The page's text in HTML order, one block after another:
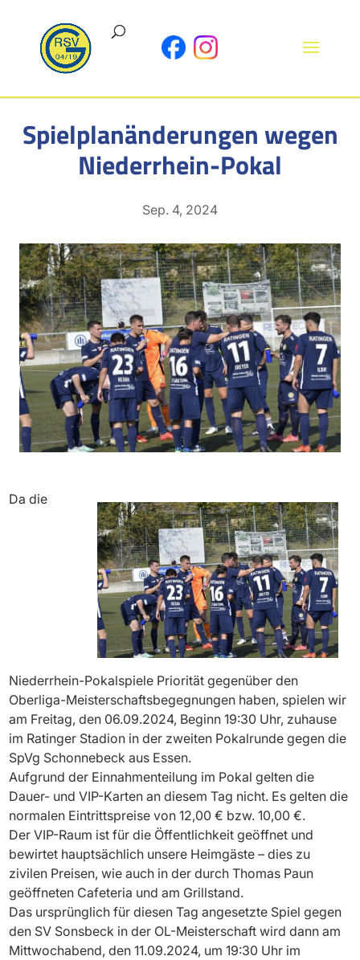
Spielplanänderungen wegen
Niederrhein-Pokal
Sep. 4, 2024
Da die
Niederrhein-Pokalspiele Priorität gegenüber den
Oberliga-Meisterschaftsbegegnungen haben, spielen wir
am Freitag, den 06.09.2024, Beginn 19:30 Uhr, zuhause
im Ratinger Stadion in der zweiten Pokalrunde gegen die
SpVg Schonnebeck aus Essen.
Aufgrund der Einnahmenteilung im Pokal gelten die
Dauer- und VIP-Karten an diesem Tag nicht. Es gelten die
normalen Eintrittspreise von 12,00 € bzw. 10,00 €.
DerVIP-Raum ist für die Öffentlichkeit geöffnet und
bewirtet hauptsächlich unsere Heimgäste – dies zu
zivilen Preisen, wie auch in der durch Thomas Paun
geöffneten Cafeteria und am Grillstand.
Das ursprünglich für diesen Tag angesetzte Spiel gegen
den SV Sonsbeck in der OL-Meisterschaft wird dann am
Mittwochabend, den 11.09.2024, um 19:30 Uhr im